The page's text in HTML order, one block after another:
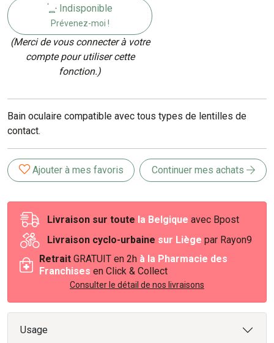
Indisponible
Prévenez-moi !
(Merci de vous connecter à votre
compte pour utiliser cette
fonction.)
Bain oculaire compatible avec tous types de lentilles de
contact.
Ajouter à mes favoris Continuer mes achats
Livraison sur toute la Belgique avec Bpost
Livraison cyclo-urbaine sur Liège par Rayon9
Retrait GRATUIT en 2h à la Pharmacie des
Franchises en Click & Collect
Consulter le détail de nos livraisons
Usage